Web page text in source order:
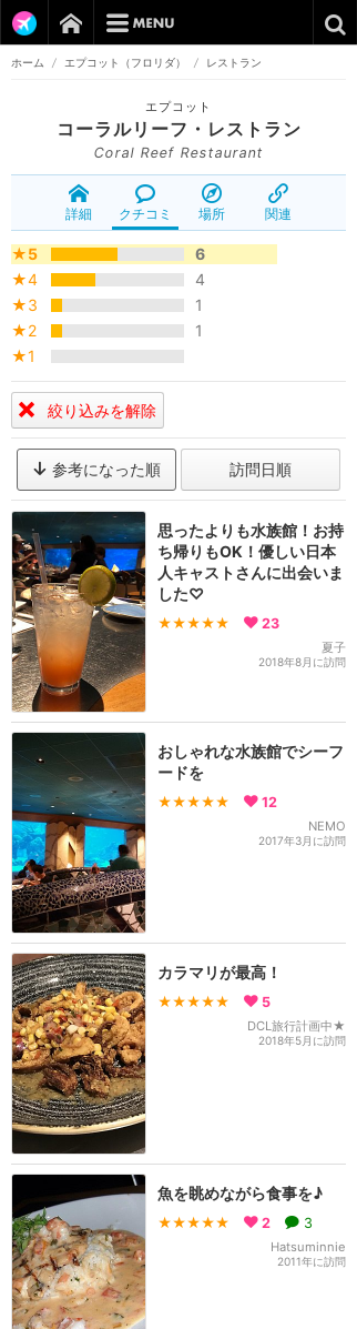
ホーム / エプコット（フロリダ） / レストラン
エプコット
コーラルリーフ・レストラン
Coral Reef Restaurant
詳細 クチコミ 場所 関連
★5
6
★4
4
★3
1
★2
1
★1
絞り込みを解除
参考になった順 訪問日順
思ったよりも水族館！お持
ち帰りもOK！優しい日本
人キャストさんに出会いま
した♡
★★★★★ 23
夏子
2018年8月に訪問
おしゃれな水族館でシーフ
ードを
★★★★★ 12
NEMO
2017年3月に訪問
カラマリが最高！
★★★★★ 5
DCL旅行計画中★
2018年5月に訪問
魚を眺めながら食事を♪
★★★★★ 2 3
Hatsuminnie
2011年に訪問